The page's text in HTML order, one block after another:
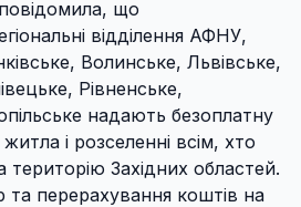
повідомила, що
відділення АФНУ,
Волинське, Львівське,
Рівненське,
надають безоплатну
і розселенні всім, хто
Західних областей.
та перерахування коштів на